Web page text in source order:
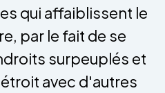
qui affaiblissent le
par le fait de se
surpeuplés et
avec d'autres